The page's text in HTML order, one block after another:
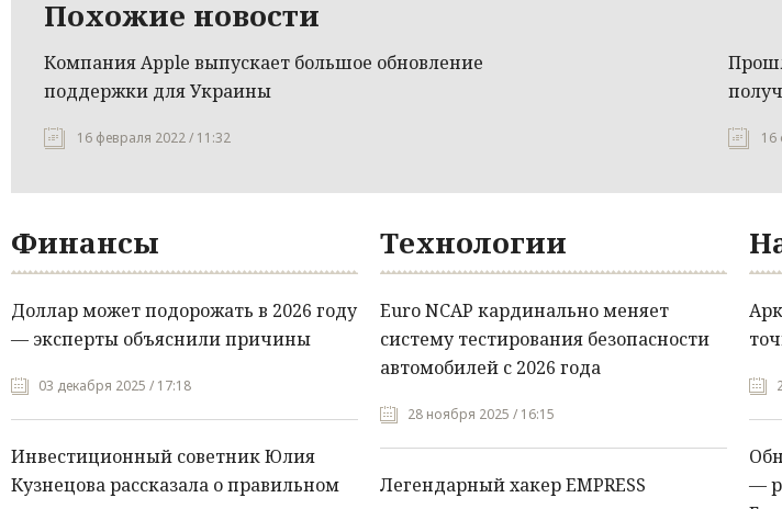
Похожие новости
Компания Apple выпускает большое обновление
поддержки для Украины
16 февраля 2022 / 11:32 16
Финансы
Доллар может подорожать в 2026 году
— эксперты объяснили причины
03 декабря 2025 / 17:18
Инвестиционный советник Юлия
Кузнецова рассказала о правильном
Технологии
Euro NCAP кардинально меняет
систему тестирования безопасности
автомобилей с 2026 года
28 ноября 2025 / 16:15
Легендарный хакер EMPRESS
—